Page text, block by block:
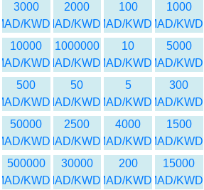
1000
MAD/KWD
100
MAD/KWD
2000
MAD/KWD
3000
MAD/KWD
5000
MAD/KWD
10
MAD/KWD
1000000
MAD/KWD
10000
MAD/KWD
300
MAD/KWD
5
MAD/KWD
50
MAD/KWD
500
MAD/KWD
1500
MAD/KWD
4000
MAD/KWD
2500
MAD/KWD
50000
MAD/KWD
15000
MAD/KWD
200
MAD/KWD
30000
MAD/KWD
500000
MAD/KWD